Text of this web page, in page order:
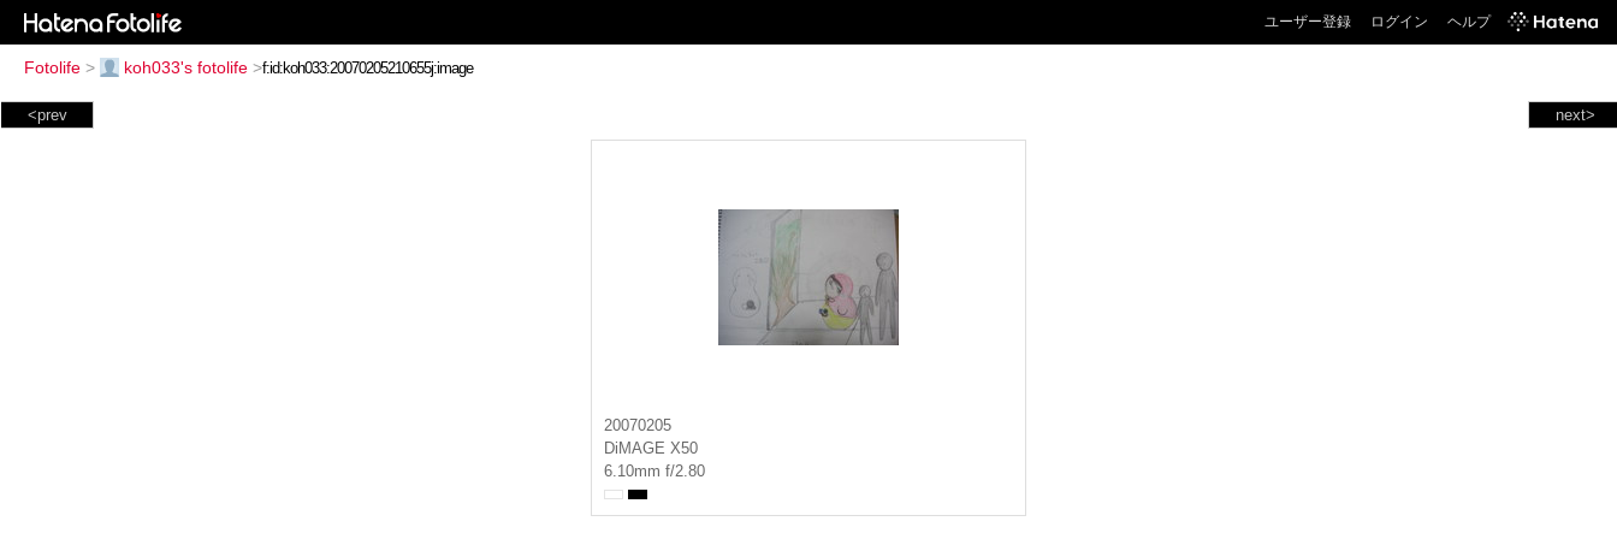
ユーザー登録 ログイン ヘルプ
Fotolife > koh033's fotolife >
next>
<prev
20070205
DiMAGE X50
6.10mm f/2.80